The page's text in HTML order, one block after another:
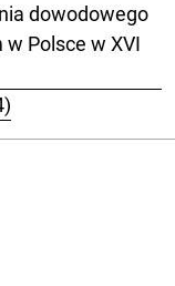
dowodowego
Polsce w XVI